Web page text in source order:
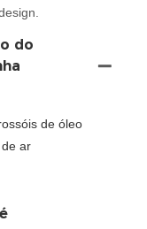
do
de óleo
ar